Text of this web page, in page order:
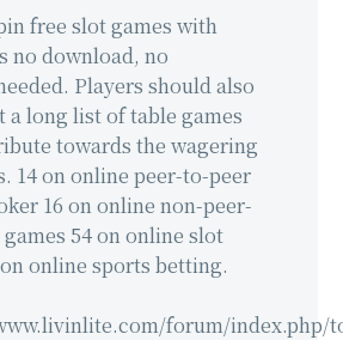
free slot games with
no download, no
Players should also
a long list of table games
towards the wagering
14 on online peer-to-peer
16 on online non-peer-
54 on online slot
online sports betting.
forum/index.php/